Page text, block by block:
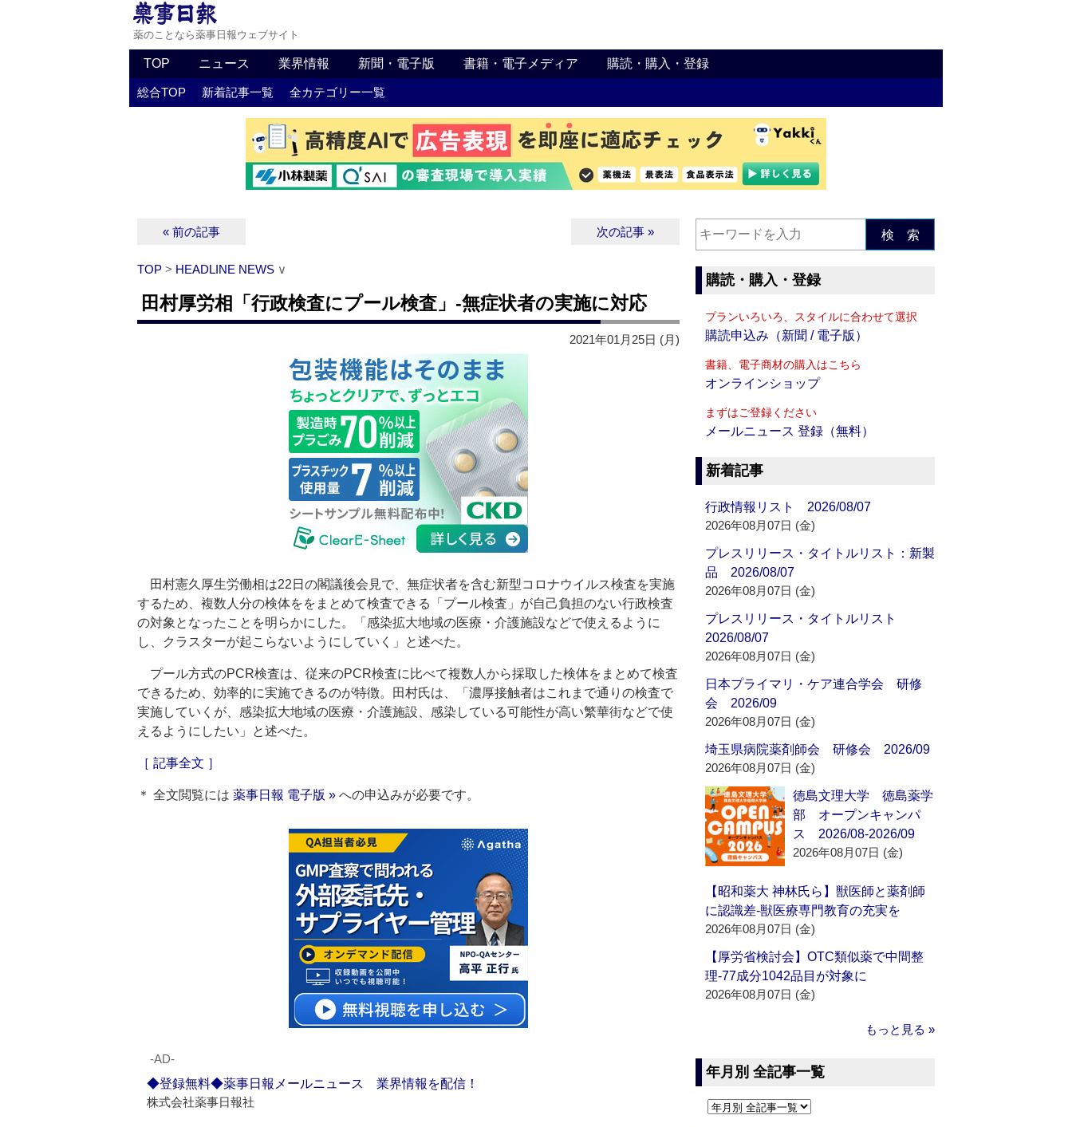
薬のことなら薬事日報ウェブサイト
TOP ニュース 業界情報 新聞・電子版 書籍・電子メディア 購読・購入・登録
総合TOP 新着記事一覧 全カテゴリー一覧
« 前の記事 次の記事 »
TOP > HEADLINE NEWS ∨
田村厚労相「行政検査にプール検査」‐無症状者の実施に対応
2021年01月25日 (月)
田村憲久厚生労働相は22日の閣議後会見で、無症状者を含む新型コロナウイルス検査を実施
するため、複数人分の検体ををまとめて検査できる「プール検査」が自己負担のない行政検査
の対象となったことを明らかにした。「感染拡大地域の医療・介護施設などで使えるように
し、クラスターが起こらないようにしていく」と述べた。
プール方式のPCR検査は、従来のPCR検査に比べて複数人から採取した検体をまとめて検査
できるため、効率的に実施できるのが特徴。田村氏は、「濃厚接触者はこれまで通りの検査で
実施していくが、感染拡大地域の医療・介護施設、感染している可能性が高い繁華街などで使
えるようにしたい」と述べた。
［ 記事全文 ］
＊ 全文閲覧には 薬事日報 電子版 » への申込みが必要です。
‐AD‐
◆登録無料◆薬事日報メールニュース 業界情報を配信！
株式会社薬事日報社
検 索
購読・購入・登録
プランいろいろ、スタイルに合わせて選択
購読申込み（新聞 / 電子版）
書籍、電子商材の購入はこちら
オンラインショップ
まずはご登録ください
メールニュース 登録（無料）
新着記事
行政情報リスト 2026/08/07
2026年08月07日 (金)
プレスリリース・タイトルリスト：新製
品 2026/08/07
2026年08月07日 (金)
プレスリリース・タイトルリスト
2026/08/07
2026年08月07日 (金)
日本プライマリ・ケア連合学会 研修
会 2026/09
2026年08月07日 (金)
埼玉県病院薬剤師会 研修会 2026/09
2026年08月07日 (金)
徳島文理大学 徳島薬学
部 オープンキャンパ
ス 2026/08-2026/09
2026年08月07日 (金)
【昭和薬大 神林氏ら】獣医師と薬剤師
に認識差‐獣医療専門教育の充実を
2026年08月07日 (金)
【厚労省検討会】OTC類似薬で中間整
理‐77成分1042品目が対象に
2026年08月07日 (金)
もっと見る »
年月別 全記事一覧